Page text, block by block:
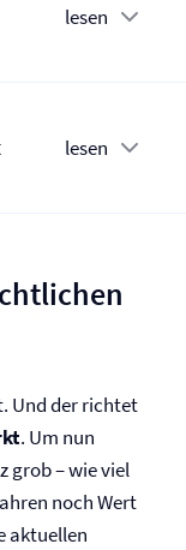
lesen
lesen
Und der richtet
. Um nun
grob – wie viel
noch Wert
aktuellen